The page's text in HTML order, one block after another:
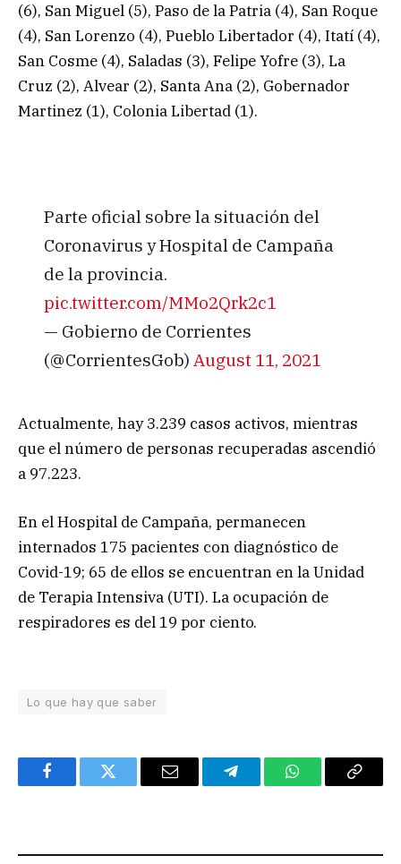
(6), San Miguel (5), Paso de la Patria (4), San Roque
(4), San Lorenzo (4), Pueblo Libertador (4), Itatí (4),
San Cosme (4), Saladas (3), Felipe Yofre (3), La
Cruz (2), Alvear (2), Santa Ana (2), Gobernador
Martinez (1), Colonia Libertad (1).
Parte oficial sobre la situación del
Coronavirus y Hospital de Campaña
de la provincia.
pic.twitter.com/MMo2Qrk2c1
— Gobierno de Corrientes
(@CorrientesGob) August 11, 2021
Actualmente, hay 3.239 casos activos, mientras
que el número de personas recuperadas ascendió
a 97.223.
En el Hospital de Campaña, permanecen
internados 175 pacientes con diagnóstico de
Covid-19; 65 de ellos se encuentran en la Unidad
de Terapia Intensiva (UTI). La ocupación de
respiradores es del 19 por ciento.
Lo que hay que saber
FacebookTwitter Email TelegramWhatsAppCopy